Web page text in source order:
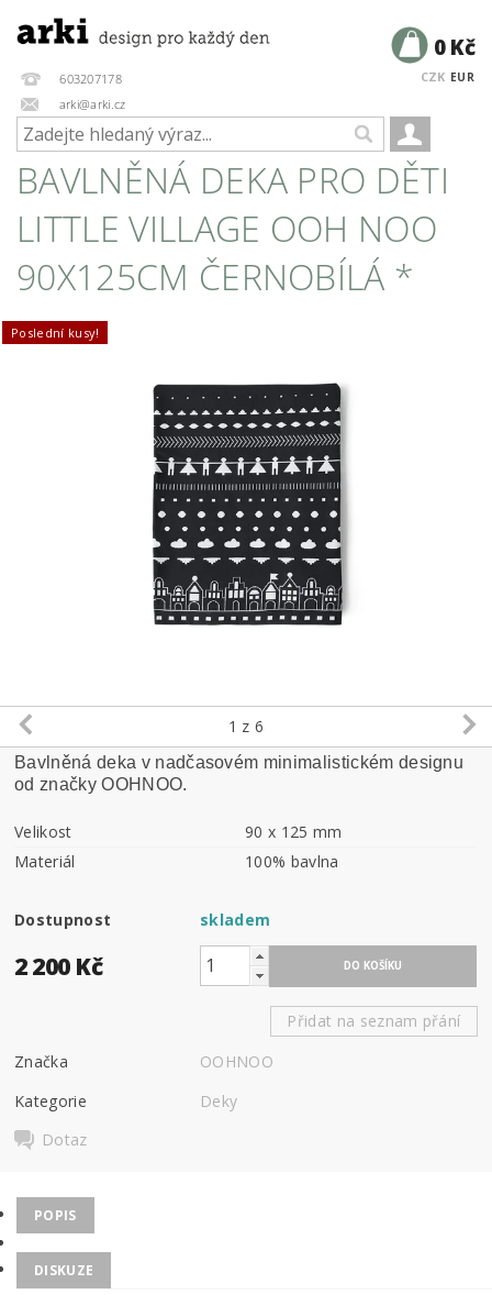
603207178
arki@arki.cz
CZK EUR
0 Kč
BAVLNĚNÁ DEKA PRO DĚTI
LITTLE VILLAGE OOH NOO
90X125CM ČERNOBÍLÁ *
Poslední kusy!
1 z 6
Bavlněná deka v nadčasovém minimalistickém designu
od značky OOHNOO.
Velikost
90 x 125 mm
Materiál
100% bavlna
Dostupnost skladem
2 200 Kč
Přidat na seznam přání
Značka
OOHNOO
Kategorie
Deky
Dotaz
POPIS
DISKUZE